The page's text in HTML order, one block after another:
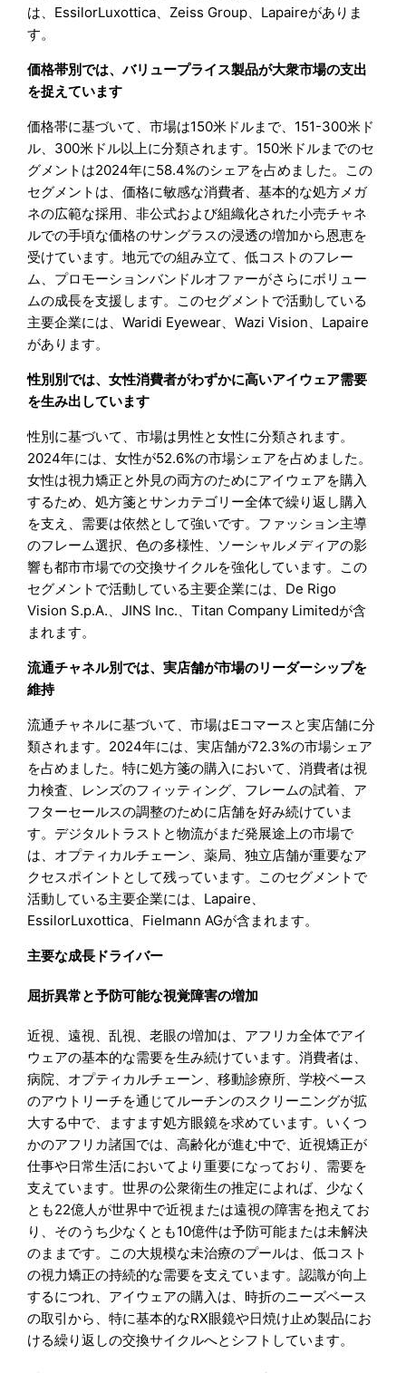
は、EssilorLuxottica、Zeiss Group、Lapaireがありま
す。
価格帯別では、バリュープライス製品が大衆市場の支出
を捉えています
価格帯に基づいて、市場は150米ドルまで、151-300米ド
ル、300米ドル以上に分類されます。150米ドルまでのセ
グメントは2024年に58.4%のシェアを占めました。この
セグメントは、価格に敏感な消費者、基本的な処方メガ
ネの広範な採用、非公式および組織化された小売チャネ
ルでの手頃な価格のサングラスの浸透の増加から恩恵を
受けています。地元での組み立て、低コストのフレー
ム、プロモーションバンドルオファーがさらにボリュー
ムの成長を支援します。このセグメントで活動している
主要企業には、Waridi Eyewear、Wazi Vision、Lapaire
があります。
性別別では、女性消費者がわずかに高いアイウェア需要
を生み出しています
性別に基づいて、市場は男性と女性に分類されます。
2024年には、女性が52.6%の市場シェアを占めました。
女性は視力矯正と外見の両方のためにアイウェアを購入
するため、処方箋とサンカテゴリー全体で繰り返し購入
を支え、需要は依然として強いです。ファッション主導
のフレーム選択、色の多様性、ソーシャルメディアの影
響も都市市場での交換サイクルを強化しています。この
セグメントで活動している主要企業には、De Rigo
Vision S.p.A.、JINS Inc.、Titan Company Limitedが含
まれます。
流通チャネル別では、実店舗が市場のリーダーシップを
維持
流通チャネルに基づいて、市場はEコマースと実店舗に分
類されます。2024年には、実店舗が72.3%の市場シェア
を占めました。特に処方箋の購入において、消費者は視
力検査、レンズのフィッティング、フレームの試着、ア
フターセールスの調整のために店舗を好み続けていま
す。デジタルトラストと物流がまだ発展途上の市場で
は、オプティカルチェーン、薬局、独立店舗が重要なア
クセスポイントとして残っています。このセグメントで
活動している主要企業には、Lapaire、
EssilorLuxottica、Fielmann AGが含まれます。
主要な成長ドライバー
屈折異常と予防可能な視覚障害の増加
近視、遠視、乱視、老眼の増加は、アフリカ全体でアイ
ウェアの基本的な需要を生み続けています。消費者は、
病院、オプティカルチェーン、移動診療所、学校ベース
のアウトリーチを通じてルーチンのスクリーニングが拡
大する中で、ますます処方眼鏡を求めています。いくつ
かのアフリカ諸国では、高齢化が進む中で、近視矯正が
仕事や日常生活においてより重要になっており、需要を
支えています。世界の公衆衛生の推定によれば、少なく
とも22億人が世界中で近視または遠視の障害を抱えてお
り、そのうち少なくとも10億件は予防可能または未解決
のままです。この大規模な未治療のプールは、低コスト
の視力矯正の持続的な需要を支えています。認識が向上
するにつれ、アイウェアの購入は、時折のニーズベース
の取引から、特に基本的なRX眼鏡や日焼け止め製品にお
ける繰り返しの交換サイクルへとシフトしています。